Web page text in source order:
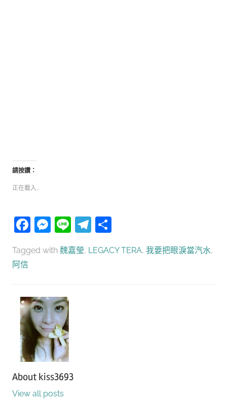
請按讚：
正在載入...
Facebook
Messenger
LineTelegram
Tagged with 魏嘉瑩, LEGACY TERA, 我要把眼淚當汽水,
阿信
About kiss3693
View all posts